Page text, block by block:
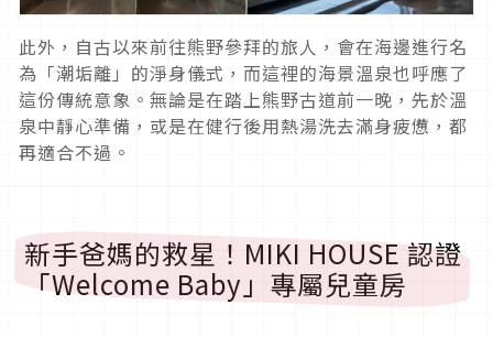
此外，自古以來前往熊野參拜的旅人，會在海邊進行名
為「潮垢離」的淨身儀式，而這裡的海景溫泉也呼應了
這份傳統意象。無論是在踏上熊野古道前一晚，先於溫
泉中靜心準備，或是在健行後用熱湯洗去滿身疲憊，都
再適合不過。
新手爸媽的救星！MIKI HOUSE 認證
「Welcome Baby」專屬兒童房